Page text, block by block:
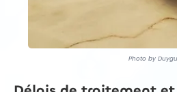
Photo by Duygu